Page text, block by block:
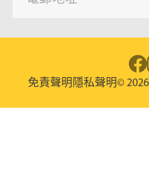
免責聲明 隱私聲明©